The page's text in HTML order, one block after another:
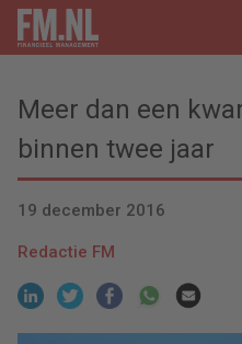
Meer dan een
binnen twee jaar
19 december 2016
Redactie FM